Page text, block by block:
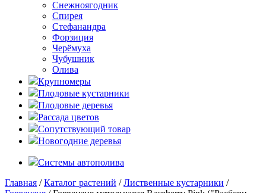
Снежноягодник
Спирея
Стефанандра
Форзиция
Черёмуха
Чубушник
Олива
Крупномеры
Плодовые кустарники
Плодовые деревья
Рассада цветов
Сопутствующий товар
Новогодние деревья
Системы автополива
Главная /Каталог растений /Лиственные кустарники /